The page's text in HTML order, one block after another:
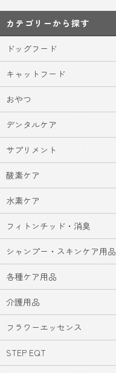
カテゴリーから探す
ドッグフード
キャットフード
おやつ
デンタルケア
サプリメント
酸素ケア
水素ケア
フィトンチッド・消臭
シャンプー・スキンケア用品
各種ケア用品
介護用品
フラワーエッセンス
STEP EQT